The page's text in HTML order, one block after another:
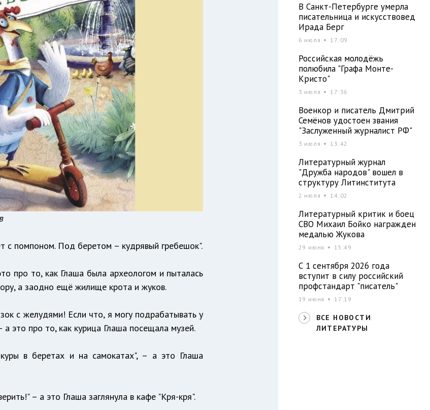
с помпоном. Под беретом – кудрявый гребешок".
про то, как Глаша была археологом и пыталась
а заодно ещё жилище крота и жуков.
с желудями! Если что, я могу подрабатывать у
это про то, как курица Глаша посещала музей.
в беретах и на самокатах", – а это Глаша
– а это Глаша заглянула в кафе "Кря-кря".
В Санкт-Петербурге умерла
писательница и искусствовед
Ирада Берг
6 июля 17:09
Российская молодёжь
полюбила "Графа Монте-
Кристо"
3 июля 17:36
Военкор и писатель Дмитрий
Семёнов удостоен звания
"Заслуженный журналист РФ"
3 июля 13:42
Литературный журнал
"Дружба народов" вошел в
структуру Литинститута
2 июля 14:02
Литературный критик и боец
СВО Михаил Бойко награжден
медалью Жукова
29 июня 15:49
С 1 сентября 2026 года
вступит в силу российский
профстандарт "писатель"
19 июня 17:19
ВСЕ НОВОСТИ
ЛИТЕРАТУРЫ